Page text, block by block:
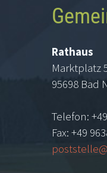
Rathaus
Marktplatz
95698 Bad
Telefon:
Fax: +49